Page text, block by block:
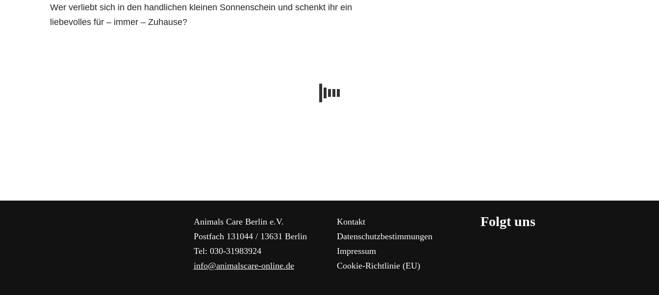
Wer verliebt sich in den handlichen kleinen Sonnenschein und schenkt ihr ein
liebevolles für – immer – Zuhause?
Animals Care Berlin e.V.
Postfach 131044 / 13631 Berlin
Tel: 030-31983924
info@animalscare-online.de
Kontakt
Datenschutzbestimmungen
Impressum
Cookie-Richtlinie (EU)
Folgt uns